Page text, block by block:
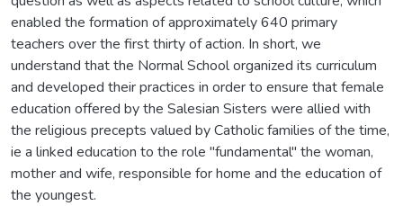
enabled the formation of approximately 640 primary
teachers over the first thirty of action. In short, we
understand that the Normal School organized its curriculum
and developed their practices in order to ensure that female
education offered by the Salesian Sisters were allied with
the religious precepts valued by Catholic families of the time,
ie a linked education to the role "fundamental" the woman,
mother and wife, responsible for home and the education of
the youngest.